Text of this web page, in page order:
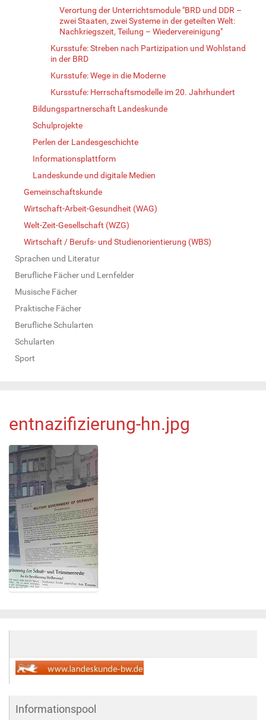
Verortung der Unterrichtsmodule "BRD und DDR –
zwei Staaten, zwei Systeme in der geteilten Welt:
Nachkriegszeit, Teilung – Wiedervereinigung"
Kursstufe: Streben nach Partizipation und Wohlstand
in der BRD
Kursstufe: Wege in die Moderne
Kursstufe: Herrschaftsmodelle im 20. Jahrhundert
Bildungspartnerschaft Landeskunde
Schulprojekte
Perlen der Landesgeschichte
Informationsplattform
Landeskunde und digitale Medien
Gemeinschaftskunde
Wirtschaft-Arbeit-Gesundheit (WAG)
Welt-Zeit-Gesellschaft (WZG)
Wirtschaft / Berufs- und Studienorientierung (WBS)
Sprachen und Literatur
Berufliche Fächer und Lernfelder
Musische Fächer
Praktische Fächer
Berufliche Schularten
Schularten
Sport
entnazifizierung-hn.jpg
B
i
iInformationspool